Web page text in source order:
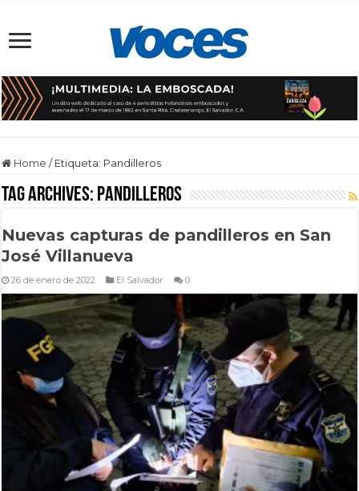
Home / Etiqueta: Pandilleros
Tag Archives: Pandilleros
Nuevas capturas de pandilleros en San
José Villanueva
26 de enero de 2022 El Salvador 0